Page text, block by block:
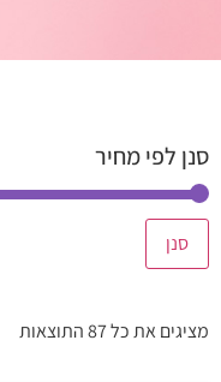
סנן לפי מחיר
סנן
מציגים את כל ⁦87⁩ התוצאות